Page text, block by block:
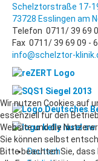
Schelztorstraße 17-
73728 Esslingen am
Telefon 0711/ 39 69
Fax 0711/ 39 69 09 -
info@schelztor-
Deutsch
Wir nutzen Cookies auf
essenziell für den
Website und die
Sie können selbst
Bitte beachten Sie,